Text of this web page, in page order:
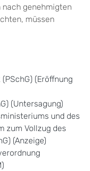
nach genehmigten
müssen
(Eröffnung
(Untersagung)
und des
zum Vollzug des
(Anzeige)